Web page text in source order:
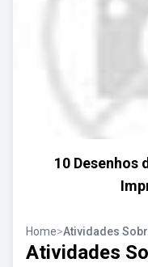
10 Desenhos
Home>Atividades
Atividades